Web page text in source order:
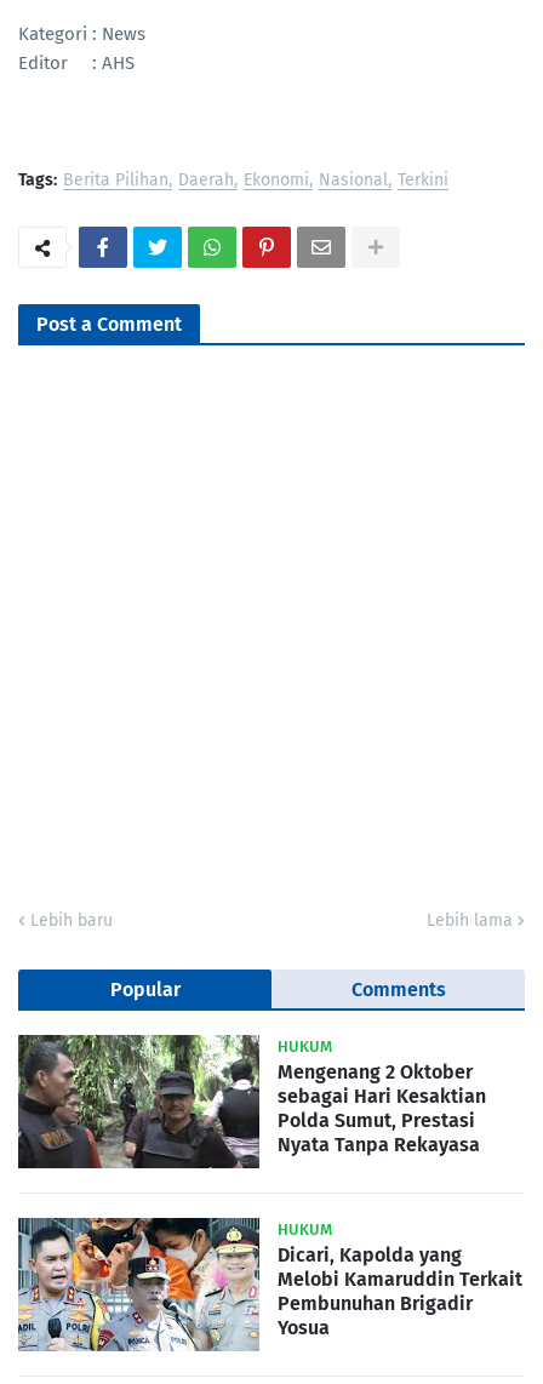
Kategori : News
Editor : AHS
Tags: Berita Pilihan Daerah Ekonomi Nasional Terkini
Post a Comment
Lebih baru Lebih lama
Popular Comments
HUKUM
Mengenang 2 Oktober
sebagai Hari Kesaktian
Polda Sumut, Prestasi
Nyata Tanpa Rekayasa
HUKUM
Dicari, Kapolda yang
Melobi Kamaruddin Terkait
Pembunuhan Brigadir
Yosua